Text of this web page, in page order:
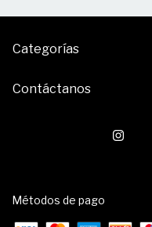
Categorías
Contáctanos
Métodos de pago